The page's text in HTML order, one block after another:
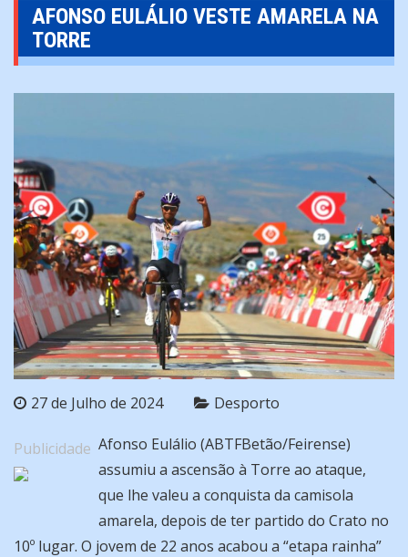
AFONSO EULÁLIO VESTE AMARELA NA
TORRE
27 de Julho de 2024 Desporto
Publicidade Afonso Eulálio (ABTFBetão/Feirense)
assumiu a ascensão à Torre ao ataque,
que lhe valeu a conquista da camisola
amarela, depois de ter partido do Crato no
10º lugar. O jovem de 22 anos acabou a “etapa rainha”